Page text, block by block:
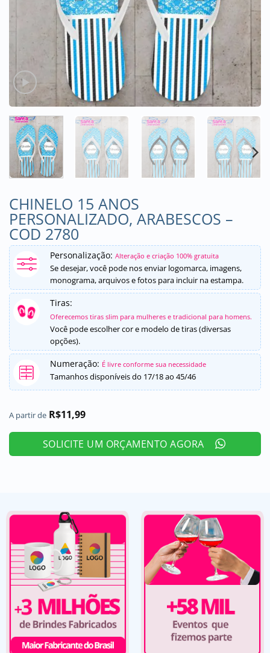
CHINELO 15 ANOS
PERSONALIZADO, ARABESCOS –
COD 2780
Personalização: Alteração e criação 100% gratuita
Se desejar, você pode nos enviar logomarca, imagens,
monograma, arquivos e fotos para incluir na estampa.
Tiras:
Oferecemos tiras slim para mulheres e tradicional para homens.
Você pode escolher cor e modelo de tiras (diversas
opções).
Numeração: É livre conforme sua necessidade
Tamanhos disponíveis do 17/18 ao 45/46
A partir de R$11,99
SOLICITE UM ORÇAMENTO AGORA